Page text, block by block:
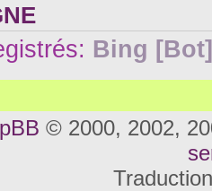
Bing [Bot]
© 2000, 2002,